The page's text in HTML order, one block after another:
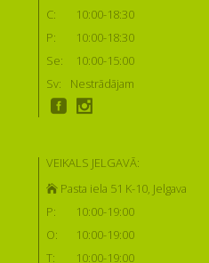
C:
10:00-18:30
P:
10:00-18:30
Se:
10:00-15:00
Sv:
Nestrādājam
VEIKALS JELGAVĀ:
Pasta iela 51 K-10, Jelgava
P:
10:00-19:00
O:
10:00-19:00
T:
10:00-19:00